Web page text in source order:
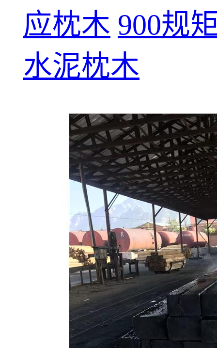
应枕木 900规
水泥枕木